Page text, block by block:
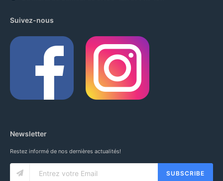
Suivez-nous
Newsletter
Restez informé de nos dernières actualités!
SUBSCRIBE